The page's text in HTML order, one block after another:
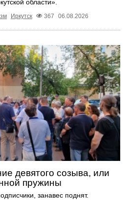
области».
Иркутск 367 06.08.2026
девятого созыва, или
пружины
занавес поднят.